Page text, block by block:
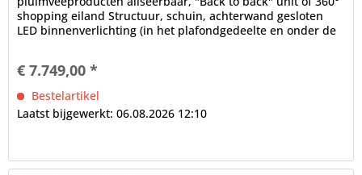
shopping eiland Structuur, schuin, achterwand gesloten
LED binnenverlichting (in het plafondgedeelte en onder de
€ 7.749,00 *
Bestelartikel
Laatst bijgewerkt: 06.08.2026 12:10